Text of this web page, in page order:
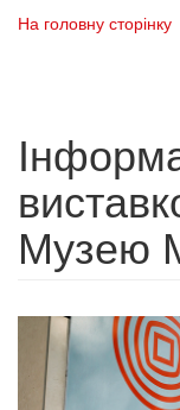
На головну сторінку
Музею